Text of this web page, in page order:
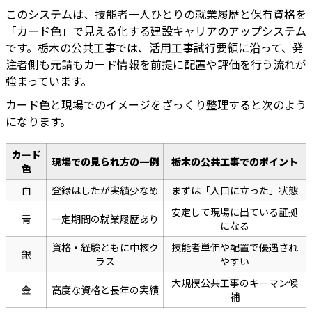
このシステムは、技能者一人ひとりの就業履歴と保有資格を
「カード色」で見える化する建設キャリアのアップシステム
です。栃木の公共工事では、活用工事試行要領に沿って、発
注者側も元請もカード情報を前提に配置や評価を行う流れが
強まっています。
カード色と現場でのイメージをざっくり整理すると次のよう
になります。
カード
色
現場での見られ方の一例 栃木の公共工事でのポイント
白 登録はしたが実績少なめ まずは「入口に立った」状態
青 一定期間の就業履歴あり
安定して現場に出ている証拠
になる
銀
資格・経験ともに中核ク
ラス
技能者単価や配置で優遇され
やすい
金 高度な資格と長年の実績
大規模公共工事のキーマン候
補